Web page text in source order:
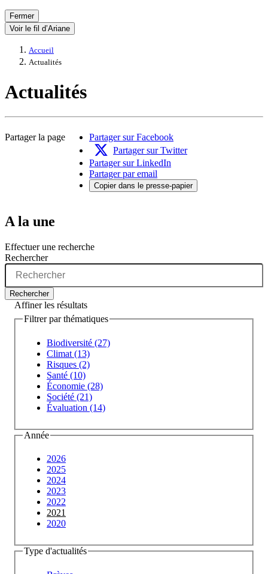
Fermer
Voir le fil d’Ariane
Accueil
Actualités
Actualités
Partager la page
Partager sur Facebook
Partager sur Twitter
Partager sur LinkedIn
Partager par email
Copier dans le presse-papier
A la une
Effectuer une recherche
Rechercher
Rechercher
Affiner les résultats
Filtrer par thématiques
Biodiversité (27)
Climat (13)
Risques (2)
Santé (10)
Économie (28)
Société (21)
Évaluation (14)
Année
2026
2025
2024
2023
2022
2021
2020
Type d'actualités